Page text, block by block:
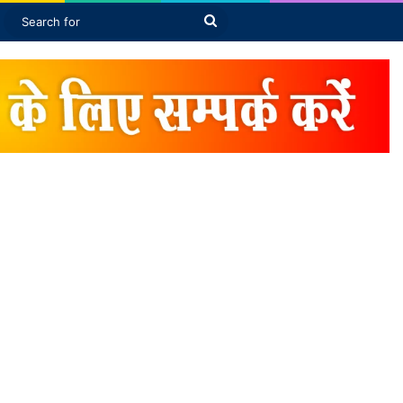
Articleskin
Search